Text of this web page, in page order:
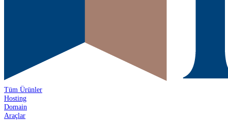
Tüm Ürünler
Hosting
Domain
Araçlar